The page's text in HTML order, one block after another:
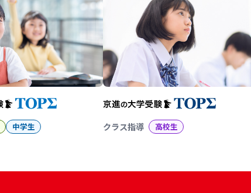
中学生 クラス指導 高校生